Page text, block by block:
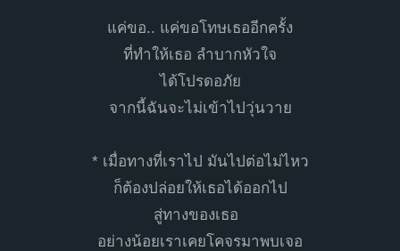
แค่ขอ.. แค่ขอโทษเธออีกครั้ง
ที่ทำให้เธอ ลำบากหัวใจ
ได้โปรดอภัย
จากนี้ฉันจะไม่เข้าไปวุ่นวาย
* เมื่อทางที่เราไป มันไปต่อไม่ไหว
ก็ต้องปล่อยให้เธอได้ออกไป
สู่ทางของเธอ
อย่างน้อยเราเคยโคจรมาพบเจอ